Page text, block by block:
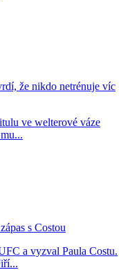
že nikdo netrénuje víc
ve welterové váze
s Costou
a vyzval Paula Costu.